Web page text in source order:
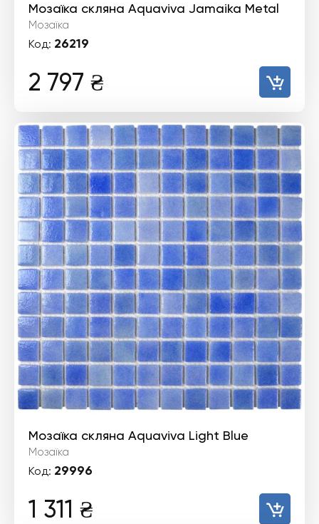
Мозаїка скляна Aquaviva Jamaika Metal
Мозаїка
Код: 26219
2 797 ₴
Мозаїка скляна Aquaviva Light Blue
Мозаїка
Код: 29996
1 311 ₴